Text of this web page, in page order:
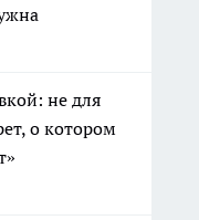
не для
о котором